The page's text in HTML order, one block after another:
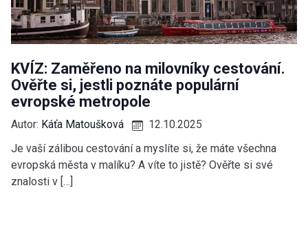
KVÍZ: Zaměřeno na milovníky cestování.
Ověřte si, jestli poznáte populární
evropské metropole
Autor: Káťa Matoušková
12.10.2025
Je vaší zálibou cestování a myslíte si, že máte všechna
evropská města v malíku? A víte to jistě? Ověřte si své
znalosti v […]